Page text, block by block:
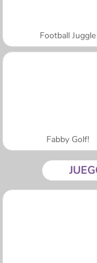
Football Juggle
Fabby Golf!